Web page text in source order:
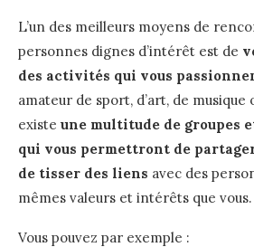
L’un des meilleurs moyens de
personnes dignes d’intérêt est de
des activités qui vous
amateur de sport, d’art, de musique
existe une multitude de groupes
qui vous permettront de
de tisser des liens avec des
mêmes valeurs et intérêts que vous.
Vous pouvez par exemple :